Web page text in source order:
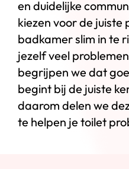
en duidelijke
kiezen voor de juiste
badkamer slim in te
jezelf veel
begrijpen we dat
begint bij de juiste
daarom delen we
te helpen je toilet